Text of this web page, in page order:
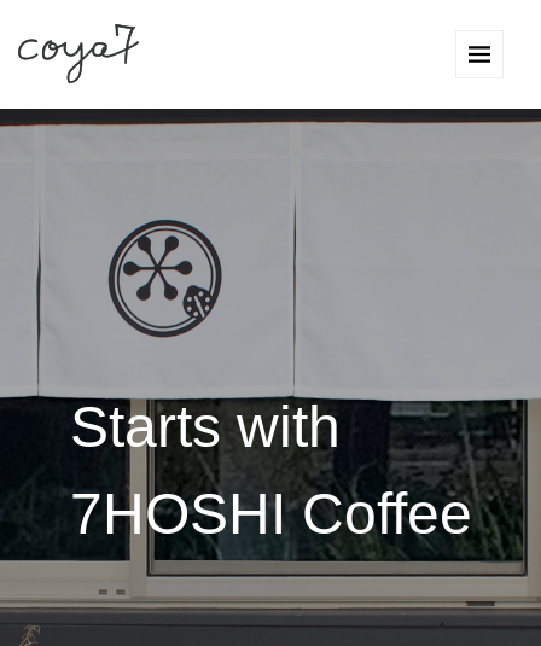
Starts with
7HOSHI Coffee